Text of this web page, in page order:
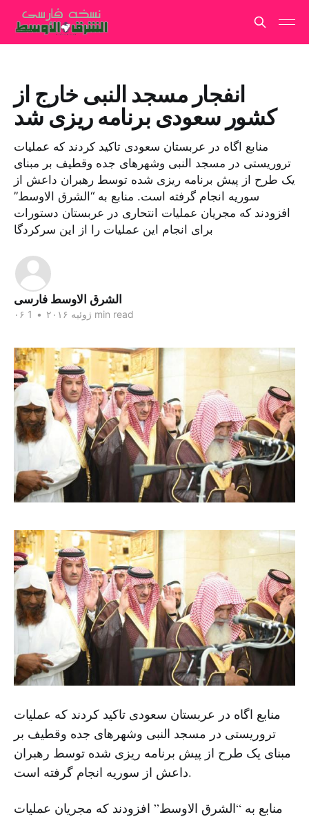
انفجار مسجد النبی خارج از
کشور سعودی برنامه ریزی شد
منابع اگاه در عربستان سعودی تاکید کردند که عملیات
تروریستی در مسجد النبی وشهرهای جده وقطیف بر مبنای
یک طرح از پیش برنامه ریزی شده توسط رهبران داعش از
سوریه انجام گرفته است. منابع به “الشرق الاوسط”
افزودند که مجریان عملیات انتحاری در عربستان دستورات
برای انجام این عملیات را از این سرکردگا
الشرق الاوسط فارسی
۰۶ ژوئیه ۲۰۱۶ • 1 min read
منابع اگاه در عربستان سعودی تاکید کردند که عملیات
تروریستی در مسجد النبی وشهرهای جده وقطیف بر
مبنای یک طرح از پیش برنامه ریزی شده توسط رهبران
داعش از سوریه انجام گرفته است.
منابع به “الشرق الاوسط” افزودند که مجریان عملیات